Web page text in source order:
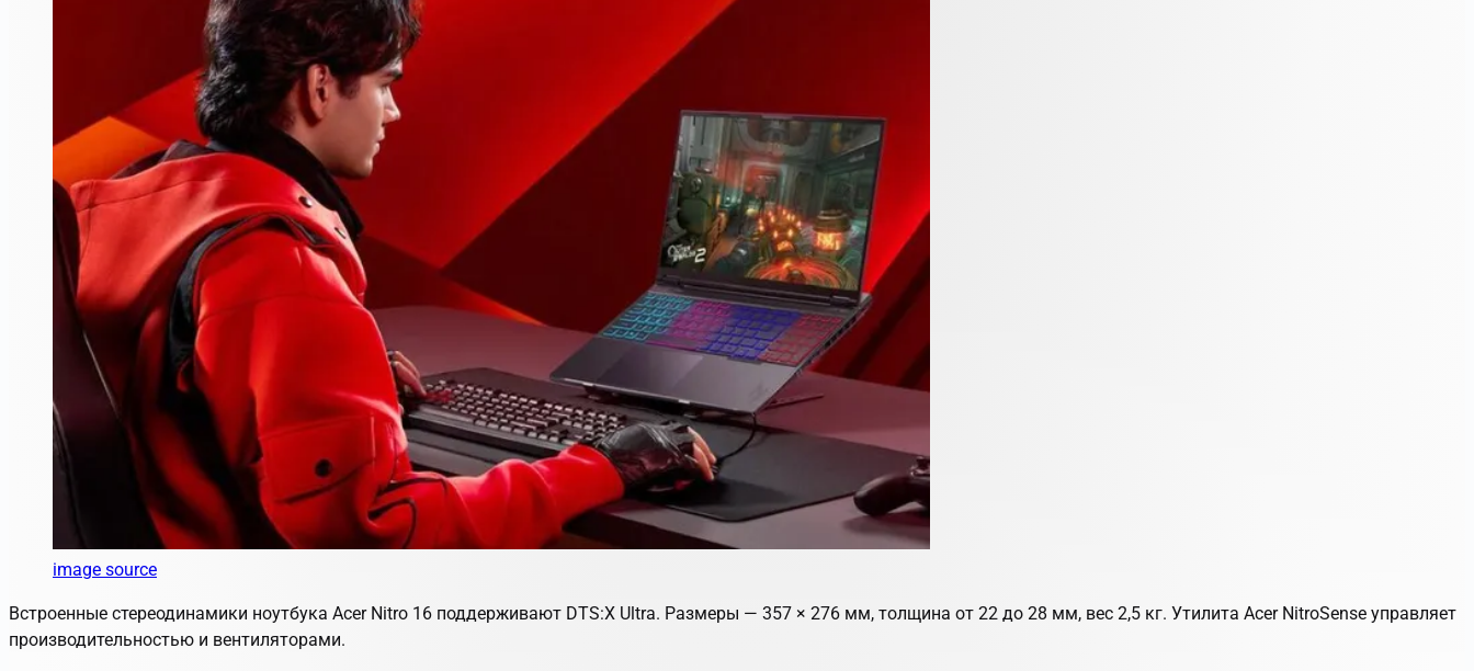
image source
Встроенные стереодинамики ноутбука Acer Nitro 16 поддерживают DTS:X Ultra. Размеры — 357 × 276 мм, толщина от 22 до 28 мм, вес 2,5 кг. Утилита Acer NitroSense управляет
производительностью и вентиляторами.